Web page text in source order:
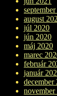
august
júl 2020
jún 2020
máj 2020
marec
február
január
december
november